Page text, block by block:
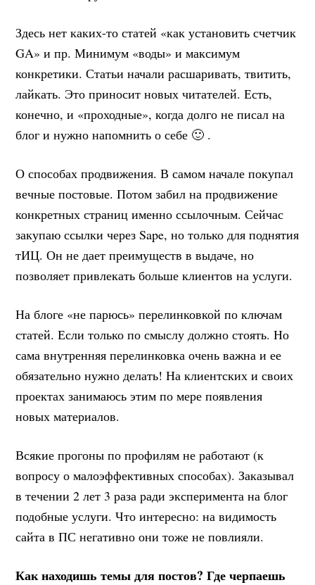
Здесь нет каких-то статей «как установить счетчик
GA» и пр. Минимум «воды» и максимум
конкретики. Статьи начали расшаривать, твитить,
лайкать. Это приносит новых читателей. Есть,
конечно, и «проходные», когда долго не писал на
блог и нужно напомнить о себе 🙂 .
О способах продвижения. В самом начале покупал
вечные постовые. Потом забил на продвижение
конкретных страниц именно ссылочным. Сейчас
закупаю ссылки через Sape, но только для поднятия
тИЦ. Он не дает преимуществ в выдаче, но
позволяет привлекать больше клиентов на услуги.
На блоге «не парюсь» перелинковкой по ключам
статей. Если только по смыслу должно стоять. Но
сама внутренняя перелинковка очень важна и ее
обязательно нужно делать! На клиентских и своих
проектах занимаюсь этим по мере появления
новых материалов.
Всякие прогоны по профилям не работают (к
вопросу о малоэффективных способах). Заказывал
в течении 2 лет 3 раза ради эксперимента на блог
подобные услуги. Что интересно: на видимость
сайта в ПС негативно они тоже не повлияли.
Как находишь темы для постов? Где черпаешь